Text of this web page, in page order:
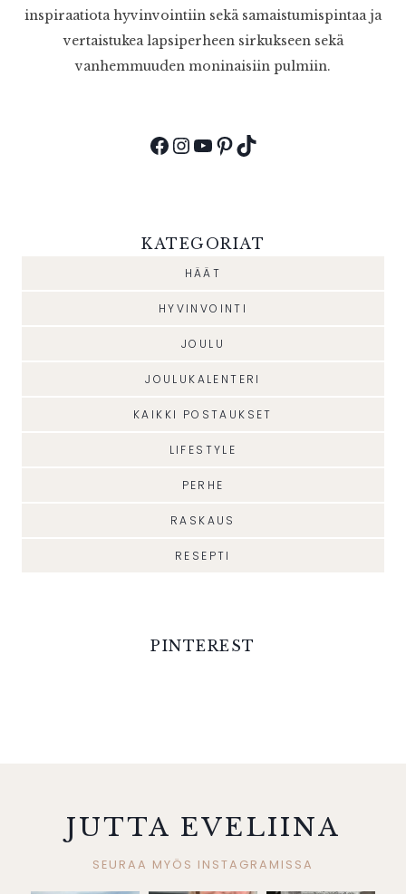
inspiraatiota hyvinvointiin sekä samaistumispintaa ja
vertaistukea lapsiperheen sirkukseen sekä
vanhemmuuden moninaisiin pulmiin.
Facebook
Instagram
YouTube
Pinterest
TikTok
KATEGORIAT
HÄÄT
HYVINVOINTI
JOULU
JOULUKALENTERI
KAIKKI POSTAUKSET
LIFESTYLE
PERHE
RASKAUS
RESEPTI
PINTEREST
JUTTA EVELIINA
SEURAA MYÖS INSTAGRAMISSA